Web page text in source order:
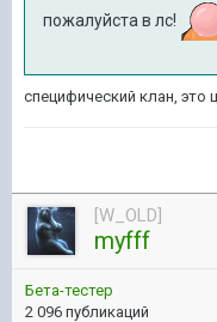
пожалуйста в лс!
специфический клан, это
[W_OLD]
myfff
Бета-тестер
2 096 публикаций